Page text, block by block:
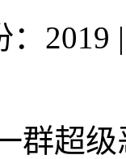
：2019 |
群超